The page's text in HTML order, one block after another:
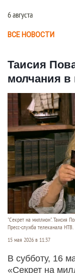
6 августа
ВСЕ НОВОСТИ
Таисия
молчания в
"Секрет на миллион". Таисия
Пресс-служба телеканала НТВ.
15 мая 2026 в 11:37
В субботу, 16
«Секрет на